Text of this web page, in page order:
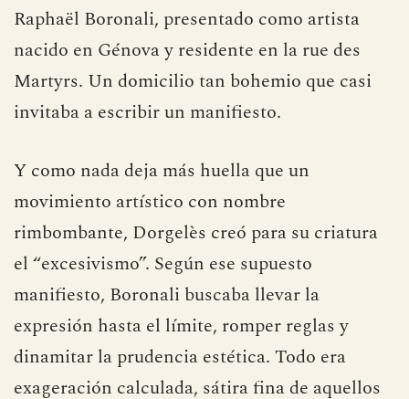
que sonar a catálogo prestigioso y a cierta
pedantería mediterránea. Así surgió Joachim-
Raphaël Boronali, presentado como artista
nacido en Génova y residente en la rue des
invitaba a escribir un manifiesto.
Y como nada deja más huella que un
movimiento artístico con nombre
rimbombante, Dorgelès creó para su criatura
el “excesivismo”. Según ese supuesto
manifiesto, Boronali buscaba llevar la
expresión hasta el límite, romper reglas y